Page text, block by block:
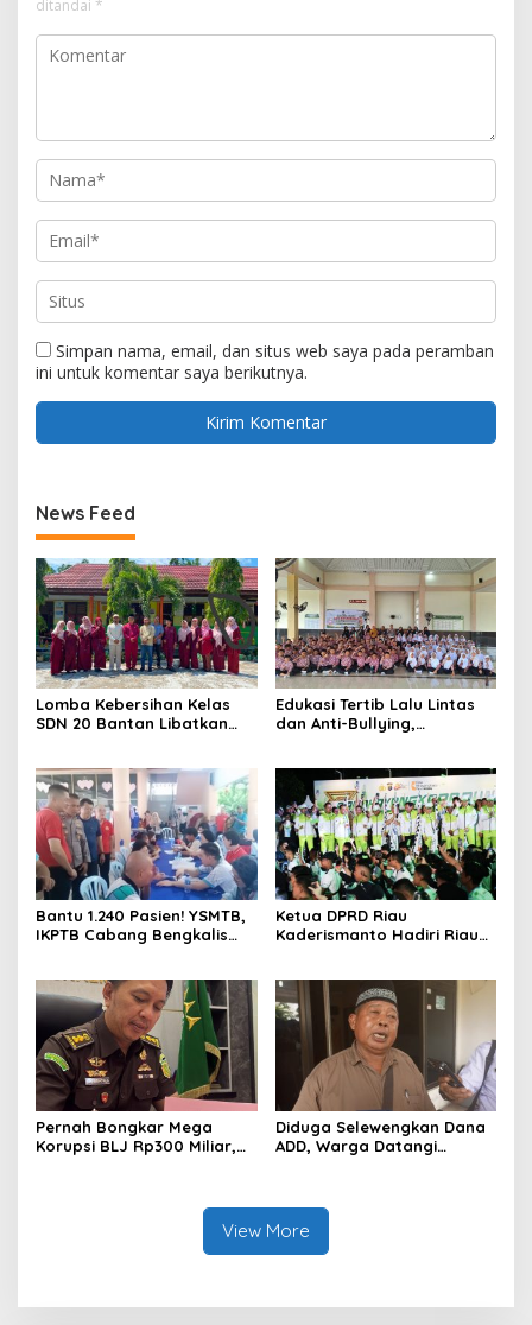
ditandai *
Simpan nama, email, dan situs web saya pada peramban
ini untuk komentar saya berikutnya.
News Feed
Lomba Kebersihan Kelas
SDN 20 Bantan Libatkan
Edukasi Tertib Lalu Lintas
dan Anti-Bullying,
di SD IT Al-Fatih Duri
Bantu 1.240 Pasien! YSMTB,
IKPTB Cabang Bengkalis
Men Riau Atas Kegiatan
Bakti Sosial Kesehatan Di
Bengkalis.
Ketua DPRD Riau
Kaderismanto Hadiri Riau
Kampanye Lingkungan
Pernah Bongkar Mega
Korupsi BLJ Rp300 Miliar,
Diduga Selewengkan Dana
ADD, Warga Datangi
View More